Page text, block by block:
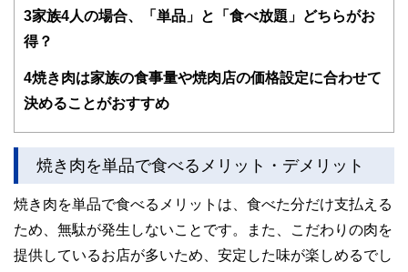
ドバイザー、DCプランナー、公認会計士、社会保険労務
士、行政書士、投資アナリスト、キャリアコンサルタントな
ど150名以上の有資格者を執筆者・監修者として迎え、むず
をわかりやすく発信している点です。
このように編集経験豊富なメンバーと金融や経済に精通した
執筆者・監修者による執筆体制を築くことで、内容のわかり
やすさはもちろんのこと、読み応えのあるコンテンツと確か
な情報発信を実現しています。
私たちは、快適でより良い生活のアイデアを提供するお金の
コンシェルジュを目指します。
3家族4人の場合、「単品」と「食べ放題」どちらがお
得？
4焼き肉は家族の食事量や焼肉店の価格設定に合わせて
決めることがおすすめ
焼き肉を単品で食べるメリット・デメリット
焼き肉を単品で食べるメリットは、食べた分だけ支払える
ため、無駄が発生しないことです。また、こだわりの肉を
提供しているお店が多いため、安定した味が楽しめるでし